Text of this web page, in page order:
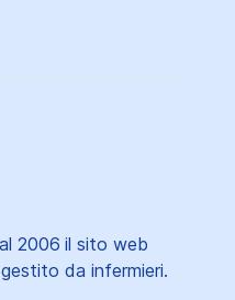
2006 il sito web
da infermieri.